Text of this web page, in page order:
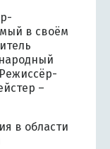
в своём
–
в области